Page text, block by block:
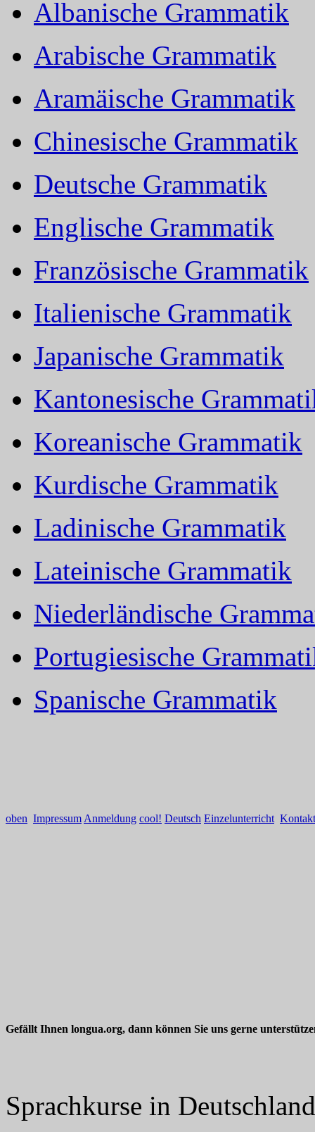
Albanische Grammatik
Arabische Grammatik
Aramäische Grammatik
Chinesische Grammatik
Deutsche Grammatik
Englische Grammatik
Französische Grammatik
Italienische Grammatik
Japanische Grammatik
Kantonesische
Koreanische Grammatik
Kurdische Grammatik
Ladinische Grammatik
Lateinische Grammatik
Niederländische
Portugiesische
Spanische Grammatik
oben Impressum Anmeldung cool! Deutsch Einzelunterricht Kontakt
Gefällt Ihnen longua.org, dann können Sie uns gerne
Sprachkurse in